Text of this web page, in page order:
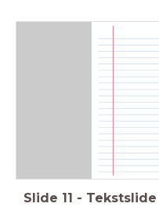
Slide 11 - Tekstslide